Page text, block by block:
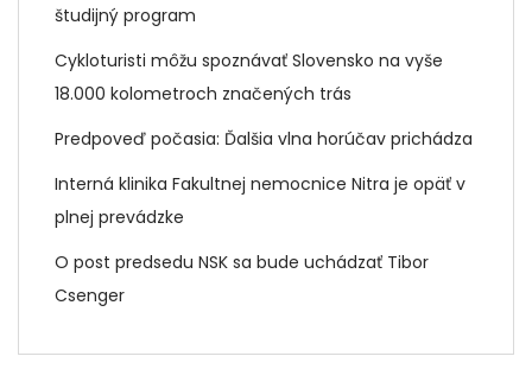
študijný program
Cykloturisti môžu spoznávať Slovensko na vyše
18.000 kolometroch značených trás
Predpoveď počasia: Ďalšia vlna horúčav prichádza
Interná klinika Fakultnej nemocnice Nitra je opäť v
plnej prevádzke
O post predsedu NSK sa bude uchádzať Tibor
Csenger